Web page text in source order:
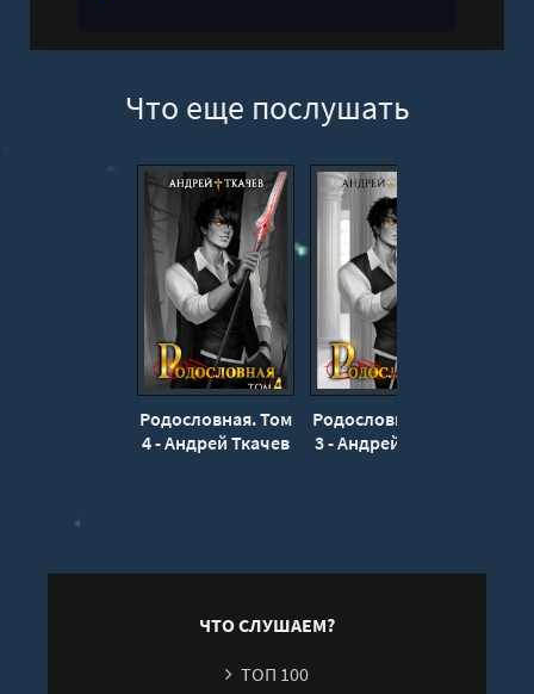
25
Что еще послушать
Родословная. Том
4 - Андрей Ткачев
Родословная. Том
3 - Андрей Ткачев
ЧТО СЛУШАЕМ?
ТОП 100